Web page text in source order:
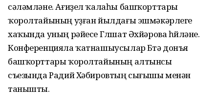
сәләмләне. Ағиҙел ҡалаһы башҡорттары
ҡоролтайының уҙған йылдағы эшмәкәрлеге
хаҡында уның рәйесе Гөлшат Әхйәрова һөйләне.
Конференцияла ҡатнашыусылар Бөтә донъя
башҡорттары ҡоролтайының алтынсы
съезында Радий Хәбировтың сығышы менән
танышты.